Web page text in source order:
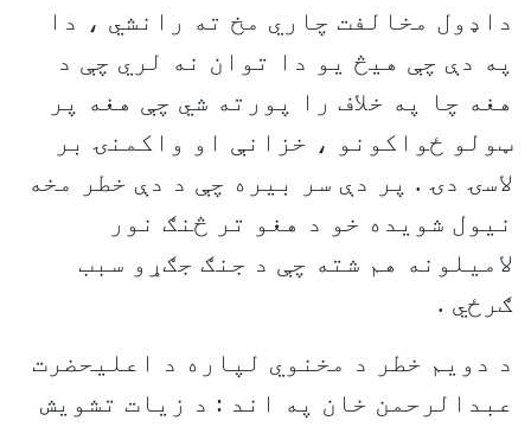
داډول مخالفت چاري مخ ته رانشي ، دا
په دې چې هيڅ يو دا توان نه لري چې د
هغه چا په خلاف را پورته شي چې هغه پر
ټولو ځواکونو ، خزانې او واکمنۍ بر
لاسۍ دۍ . پر دې سر بيره چې د دې خطر مخه
نيول شويده خو د هغو تر څنګ نور
لاميلونه هم شته چې د جنګ جګړو سبب
ګرځي .
د دويم خطر د مخنوي لپاره د اعليحضرت
عبدالرحمن خان په اند : د زيات تشويش